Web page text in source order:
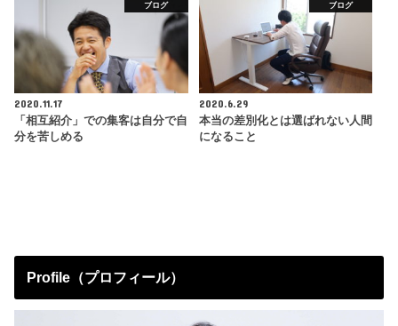
ブログ
2020.11.17
「相互紹介」での集客は自分で自
分を苦しめる
ブログ
2020.6.29
本当の差別化とは選ばれない人間
になること
Profile（プロフィール）